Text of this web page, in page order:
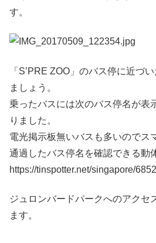
す。
「S’PRE ZOO」のバス停に近づ
ましょう。
乗ったバスには次のバス停名が表
りました。
電光掲示板無いバスも多いのでス
通過したバス停名を確認できる動
https://tinspotter.net/singapore/
ジュロンバードパークへのアクセ
ます。